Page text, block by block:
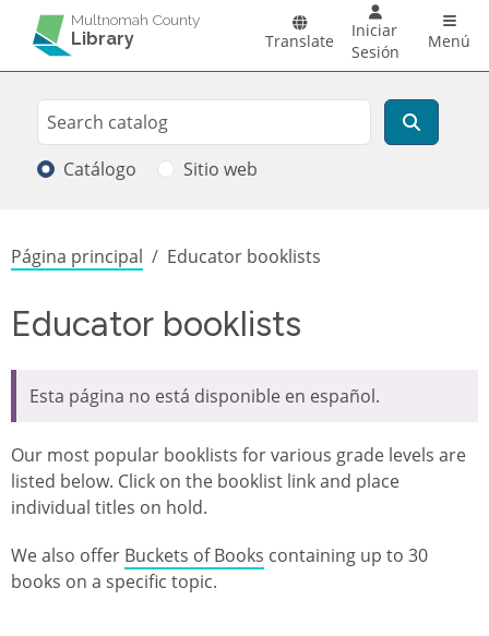
Pasar al contenido principal
Multnomah County
Library Translate
Iniciar
Sesión
Menú
Search
Buscar
Catálogo Sitio web
Sobrescribir enlaces de ayuda a la
Página principal Educator booklists
Educator booklists
Esta página no está disponible en español.
Our most popular booklists for various grade levels are
listed below. Click on the booklist link and place
individual titles on hold.
We also offer Buckets of Books containing up to 30
books on a specific topic.